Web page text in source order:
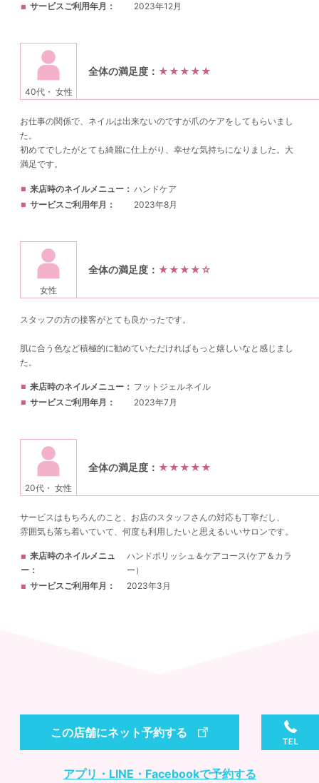
サービスご利用年月
2023年12月
40代・ 女性
全体の満足度： ★★★★★
お仕事の関係で、ネイルは出来ないのですが爪のケアをしてもらいまし
た。
初めてでしたがとても綺麗に仕上がり、幸せな気持ちになりました。大
満足です。
来店時のネイルメニュー
ハンドケア
サービスご利用年月
2023年8月
女性
全体の満足度： ★★★★☆
スタッフの方の接客がとても良かったです。
肌に合う色など積極的に勧めていただければもっと嬉しいなと感じまし
た。
来店時のネイルメニュー
フットジェルネイル
サービスご利用年月
2023年7月
20代・ 女性
全体の満足度： ★★★★★
サービスはもちろんのこと、お店のスタッフさんの対応も丁寧だし、
雰囲気も落ち着いていて、何度も利用したいと思えるいいサロンです。
来店時のネイルメニュ
ー
ハンドポリッシュ＆ケアコース(ケア＆カラ
ー）
サービスご利用年月
2023年3月
この店舗にネット予約する
アプリ・LINE・Facebookで予約する